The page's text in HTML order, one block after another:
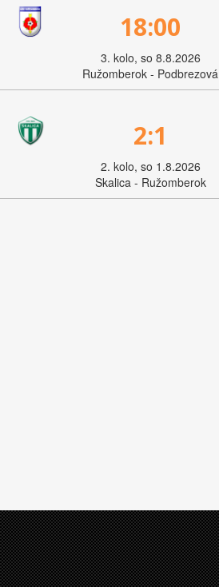
18:00
3. kolo, so 8.8.2026
Ružomberok - Podbrezová
2:1
2. kolo, so 1.8.2026
Skalica - Ružomberok